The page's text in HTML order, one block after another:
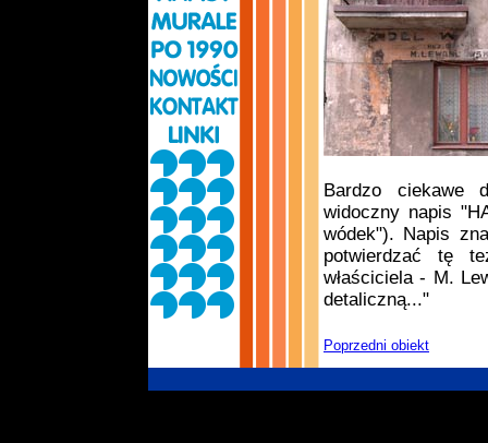
Bardzo ciekawe
widoczny napis
wódek"). Napis
potwierdzać tę
właściciela - M.
detaliczną..."
Poprzedni obiekt